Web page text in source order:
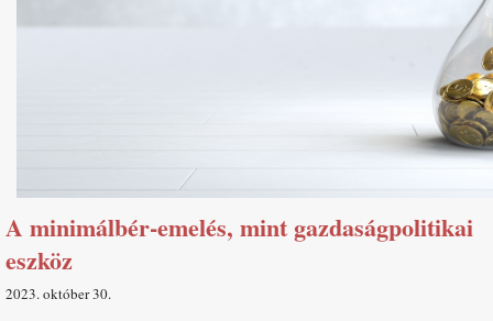
A minimálbér-emelés, mint gazdaságpolitikai
eszköz
2023. október 30